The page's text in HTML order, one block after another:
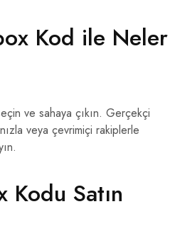
Kod ile Neler
ve sahaya çıkın. Gerçekçi
veya çevrimiçi rakiplerle
Kodu Satın